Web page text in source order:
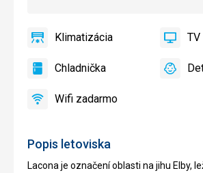
Popis letoviska
Lacona je označení oblasti na jihu Elby,
Klimatizácia
Klimatizácia
áno TV TV
áno
Chladnička
Chladnička
áno
Detské
áno
Wifi
Wifi zadarmo
áno